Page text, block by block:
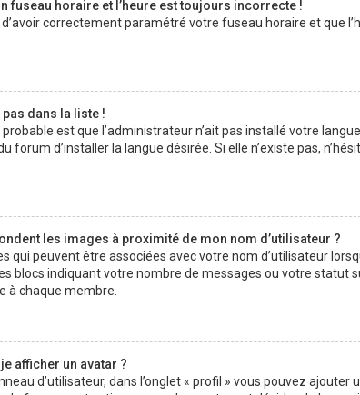
fuseau horaire et l’heure est toujours incorrecte !
correctement paramétré votre fuseau horaire et que
pas dans la liste !
probable est que l’administrateur n’ait pas installé votre
forum d’installer la langue désirée. Si elle n’existe pas,
les images à proximité de mon nom d’utilisateur ?
qui peuvent être associées avec votre nom d’utilisateur
blocs indiquant votre nombre de messages ou votre statut
à chaque membre.
afficher un avatar ?
d’utilisateur, dans l’onglet « profil » vous pouvez